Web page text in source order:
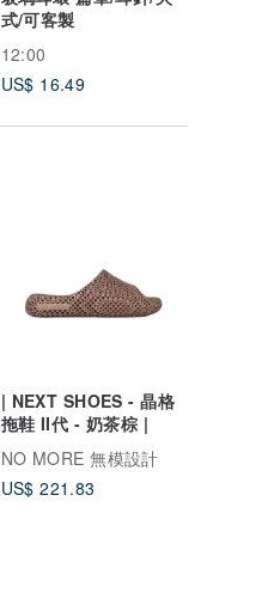
式/可客製
12:00
US$ 16.49
| NEXT SHOES - 晶格
拖鞋 II代 - 奶茶棕 |
NO MORE 無模設計
US$ 221.83